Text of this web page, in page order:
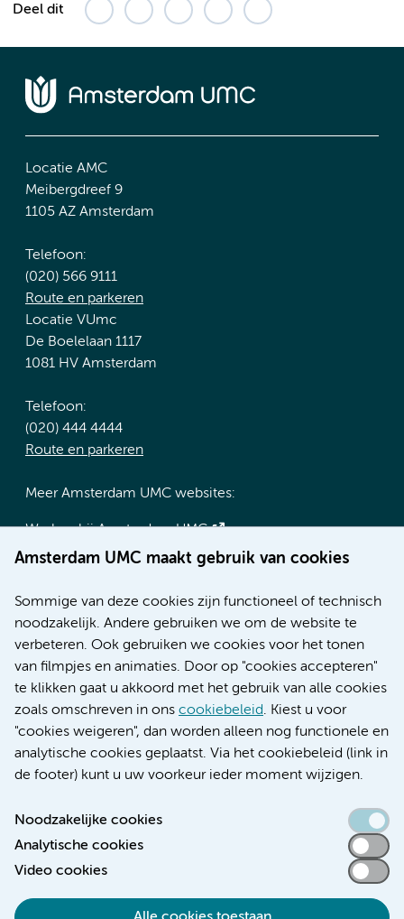
Deel dit
Amsterdam UMC maakt gebruik van cookies
Sommige van deze cookies zijn functioneel of technisch
noodzakelijk. Andere gebruiken we om de website te
verbeteren. Ook gebruiken we cookies voor het tonen
van filmpjes en animaties. Door op "cookies accepteren"
te klikken gaat u akkoord met het gebruik van alle cookies
zoals omschreven in ons cookiebeleid. Kiest u voor
"cookies weigeren", dan worden alleen nog functionele en
analytische cookies geplaatst. Via het cookiebeleid (link in
de footer) kunt u uw voorkeur ieder moment wijzigen.
Noodzakelijke cookies
Analytische cookies
Video cookies
Locatie AMC
Meibergdreef 9
1105 AZ Amsterdam
Telefoon:
(020) 566 9111
Route en parkeren
Locatie VUmc
De Boelelaan 1117
1081 HV Amsterdam
Telefoon:
(020) 444 4444
Route en parkeren
Meer Amsterdam UMC websites:
Werken bij Amsterdam UMC
Over Amsterdam UMC
Research
Educatie locatie AMC
Educatie locatie VUmc
Verwijzen & diagnostiek
Toegankelijkheidsverklaring
Responsible disclosure